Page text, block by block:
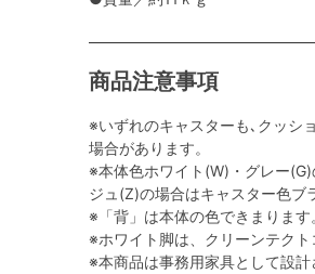
商品注意事項
※いずれのキャスターも､クッシ
場合があります。
※本体色ホワイト(W)・グレー
ジュ(Z)の場合はキャスター色ブ
※「背」は本体の色できまります
※ホワイト脚は、クリーンテクト
※本商品は事務用家具として設